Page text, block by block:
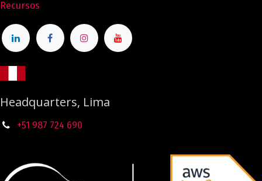
Recursos
Headquarters, Lima
+51 987 724 690